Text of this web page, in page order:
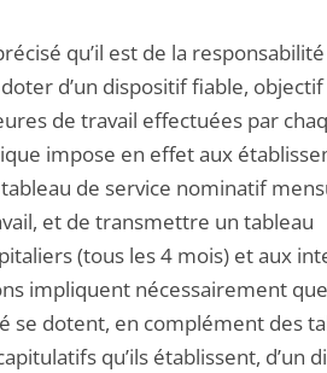
qu’il est de la
d’un dispositif fiable,
de travail effectuées par
impose en effet aux
de service nominatif
et de transmettre un tableau
(tous les 4 mois) et aux
impliquent nécessairement
se dotent, en complément des
qu’ils établissent, d’un